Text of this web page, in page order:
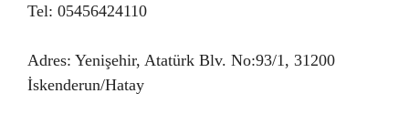
Tel: 05456424110
Adres: Yenişehir, Atatürk Blv. No:93/1, 31200
İskenderun/Hatay